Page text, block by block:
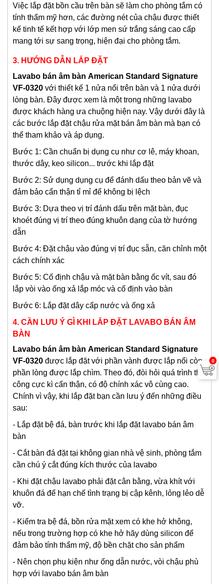
Việc lắp đặt bồn cầu trên bàn sẽ làm cho phòng tắm có
tính thẩm mỹ hơn, các đường nét của chậu được thiết
kế tinh tế kết hợp với lớp men sứ trắng sáng cao cấp
mang tới sự sang trọng, hiện đại cho phòng tắm.
3. HƯỚNG DẪN LẮP ĐẶT
Lavabo bán âm bàn American Standard Signature
VF-0320 với thiết kế 1 nửa nổi trên bàn và 1 nửa dưới
lòng bàn. Đây được xem là một trong những lavabo
được khách hàng ưa chuộng hiện nay. Vậy dưới đây là
các bước lắp đặt chậu rửa mặt bán âm bàn mà bạn có
thể tham khảo và áp dụng.
Bước 1: Cần chuẩn bị dụng cụ như cơ lê, máy khoan,
thước dây, keo silicon... trước khi lắp đặt
Bước 2: Sử dụng dụng cụ để đánh dấu theo bản vẽ và
đảm bảo cẩn thận tỉ mỉ để không bị lệch
Bước 3: Dựa theo vị trí đánh dấu trên mặt bàn, đục
khoét đúng vị trí theo đúng khuôn dạng của tờ hướng
dẫn
Bước 4: Đặt chậu vào đúng vị trí đục sẵn, căn chỉnh một
cách chính xác
Bước 5: Cố định chậu và mặt bàn bằng ốc vít, sau đó
lắp vòi vào ống xả lắp móc và cố định vào bàn
Bước 6: Lắp đặt dây cấp nước và ống xả
4. CẦN LƯU Ý GÌ KHI LẮP ĐẶT LAVABO BÁN ÂM
BÀN
Lavabo bán âm bàn American Standard Signature
VF-0320 được lắp đặt với phần vành được lắp nổi còn
phần lòng được lắp chìm. Theo đó, đòi hỏi quá trình thi
công cực kì cẩn thận, có độ chính xác vô cùng cao.
Chính vì vậy, khi lắp đặt bạn cần lưu ý đến những điều
sau:
- Lắp đặt bệ đá, bàn trước khi lắp đặt lavabo bán âm
bàn
- Cắt bàn đá đặt tại không gian nhà vệ sinh, phòng tắm
cần chú ý cắt đúng kích thước của lavabo
- Khi đặt chậu lavabo phải đặt cân bằng, vừa khít với
khuôn đá để hạn chế tình trạng bị cập kênh, lỏng lẻo dễ
vỡ.
- Kiểm tra bệ đá, bồn rửa mặt xem có khe hở không,
nếu trong trường hợp có khe hở hãy dùng silicon để
đảm bảo tính thẩm mỹ, độ bền chặt cho sản phẩm
- Nên chọn phụ kiện như ống dẫn nước, vòi chậu phù
hợp với lavabo bán âm bàn
0